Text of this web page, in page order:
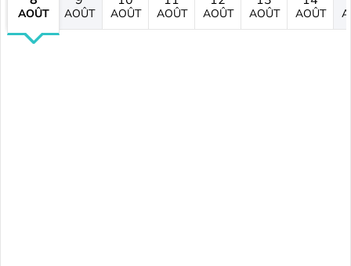
AOÛT AOÛT AOÛT AOÛT AOÛT AOÛT AOÛT